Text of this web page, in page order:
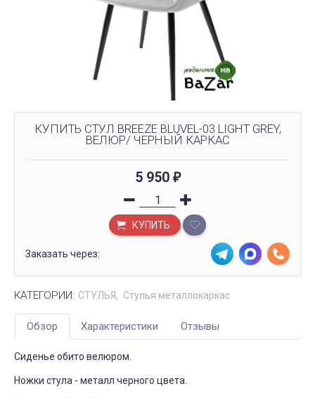
КУПИТЬ СТУЛ BREEZE BLUVEL-03 LIGHT GREY,
ВЕЛЮР/ ЧЕРНЫЙ КАРКАС
5 950 ₽
КУПИТЬ
Заказать через:
КАТЕГОРИИ: СТУЛЬЯ Стулья металлокаркас
Обзор Характеристики Отзывы
Сиденье обито велюром.
Ножки стула - металл черного цвета.